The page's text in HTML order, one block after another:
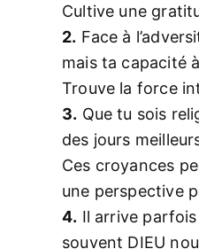
Cultive une
2. Face à
mais ta capacité
Trouve la force
3. Que tu sois
des jours
Ces croyances
une perspective
4. Il arrive
souvent DIEU